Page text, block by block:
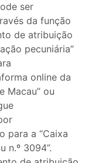
ser
da função
de atribuição
pecuniária”
online da
Macau” ou
para a “Caixa
n.º 3094”.